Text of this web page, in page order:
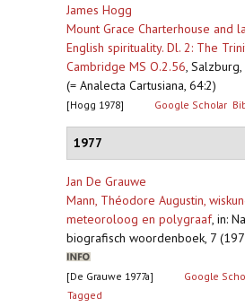
James Hogg
Mount Grace Charterhouse and
English spirituality. Dl. 2: The
Cambridge MS O.2.56,
(= Analecta Cartusiana, 64:2)
[Hogg 1978] Google Scholar
1977
Jan De Grauwe
Mann, Théodore Augustin,
meteoroloog en polygraaf, in:
biografisch woordenboek, 7
[De Grauwe 1977a] Google
Tagged